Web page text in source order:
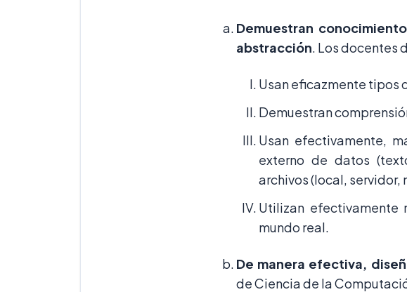
Demuestran
abstracción. Los docentes
Usan eficazmente tipos
Demuestran
Usan efectivamente,
externo de datos
archivos (local, servidor,
Utilizan efectivamente
mundo real.
De manera efectiva,
de Ciencia de la